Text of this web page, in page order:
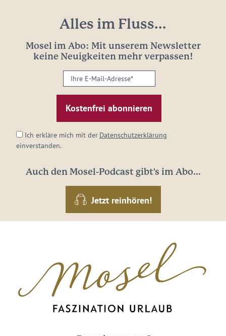
Alles im Fluss...
Mosel im Abo: Mit unserem Newsletter
keine Neuigkeiten mehr verpassen!
Ihre
E-
Mail-
Adresse:
Ich erkläre mich mit der Datenschutzerklärung
einverstanden.
Auch den Mosel-Podcast gibt's im Abo...
Jetzt reinhören!